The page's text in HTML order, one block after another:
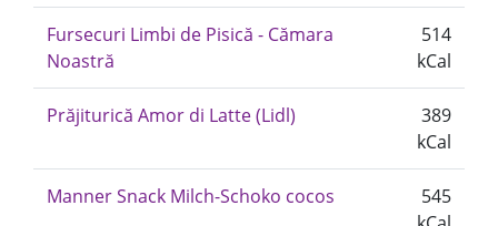
Fursecuri Limbi de Pisică - Cămara
Noastră
514
kCal
Prăjiturică Amor di Latte (Lidl)
389
kCal
Manner Snack Milch-Schoko cocos
545